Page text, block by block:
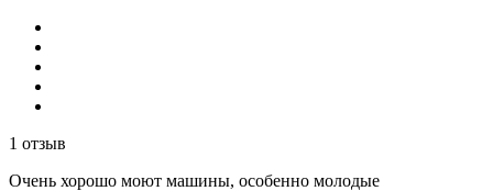
1 отзыв
Очень хорошо моют машины, особенно молодые